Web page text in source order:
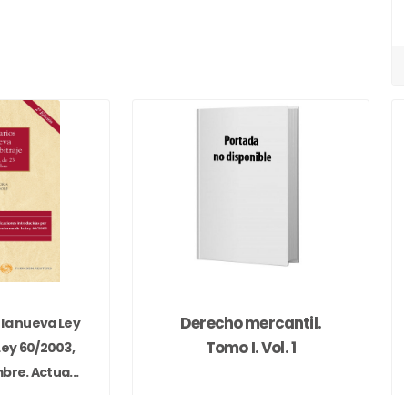
nueva Ley
60/2003,
Actua...
Derecho mercantil.
Tomo I. Vol. 1